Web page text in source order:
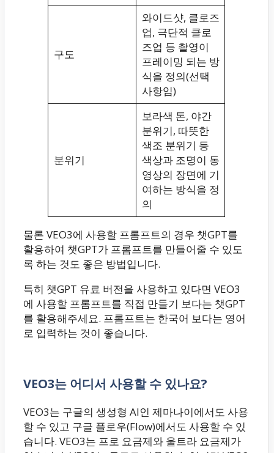
구도
와이드샷, 클로즈
업, 극단적 클로
즈업 등 촬영이
프레이밍 되는 방
식을 정의(선택
사항임)
분위기
보라색 톤, 야간
분위기, 따뜻한
색조 분위기 등
색상과 조명이 동
영상의 장면에 기
여하는 방식을 정
의
물론 VEO3에 사용할 프롬프트의 경우 챗GPT를
활용하여 챗GPT가 프롬프트를 만들어줄 수 있도
록 하는 것도 좋은 방법입니다.
특히 챗GPT 유료 버전을 사용하고 있다면 VEO3
에 사용할 프롬프트를 직접 만들기 보다는 챗GPT
를 활용해주세요. 프롬프트는 한국어 보다는 영어
로 입력하는 것이 좋습니다.
VEO3는 어디서 사용할 수 있나요?
VEO3는 구글의 생성형 AI인 제마나이에서도 사용
할 수 있고 구글 플로우(Flow)에서도 사용할 수 있
습니다. VEO3는 프로 요금제와 울트라 요금제가